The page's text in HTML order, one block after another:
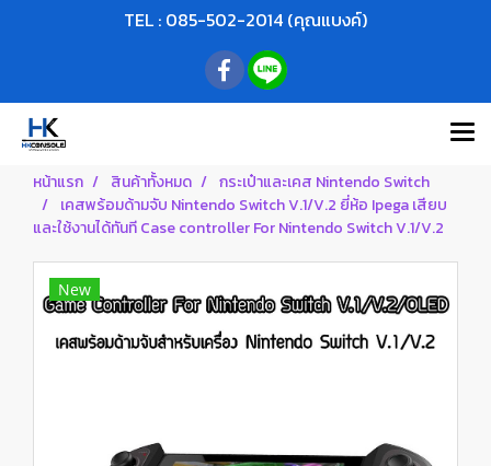
TEL : 085-502-2014 (คุณแบงค์)
หน้าแรก สินค้าทั้งหมด
กระเป๋าและเคส Nintendo Switch
เคสพร้อมด้ามจับ Nintendo Switch V.1/V.2 ยี่ห้อ Ipega เสียบ
และใช้งานได้ทันที Case controller For Nintendo Switch V.1/V.2
New